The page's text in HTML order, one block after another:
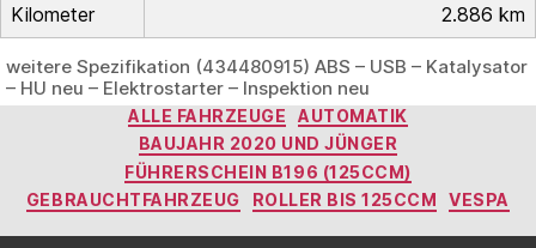
Kilometer
2.886 km
weitere Spezifikation (434480915) ABS – USB – Katalysator
– HU neu – Elektrostarter – Inspektion neu
KategorienALLE FAHRZEUGE
AUTOMATIK
BAUJAHR 2020 UND JÜNGER
FÜHRERSCHEIN B196 (125CCM)
GEBRAUCHTFAHRZEUG
ROLLER BIS 125CCM VESPA